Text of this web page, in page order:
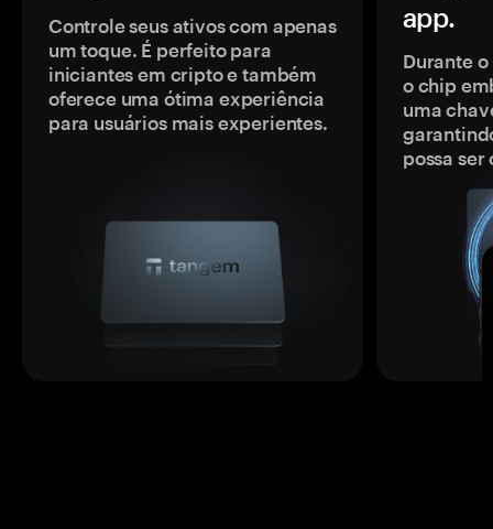
Controle seus ativos com apenas
um toque. É perfeito para
iniciantes em cripto e também
oferece uma ótima experiência
para usuários mais experientes.
app.
Durante
o chip
uma
possa